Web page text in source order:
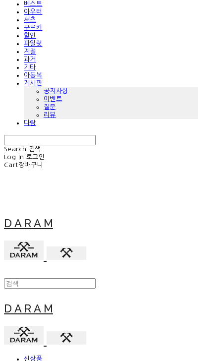
베스트
아우터
셔츠
구르카
할인
파일럿
계절
과거
기타
아동복
게시판
공지사항
이벤트
질문
리뷰
다람
Search
검색
Log In 로그인
Cart장바구니
D A R A M
D A R A M
신상품